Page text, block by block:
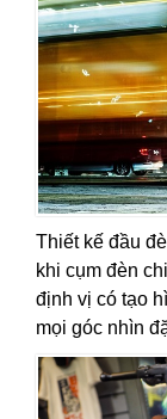
Thiết kế đầu
khi cụm đèn
định vị có tạo
mọi góc nhìn